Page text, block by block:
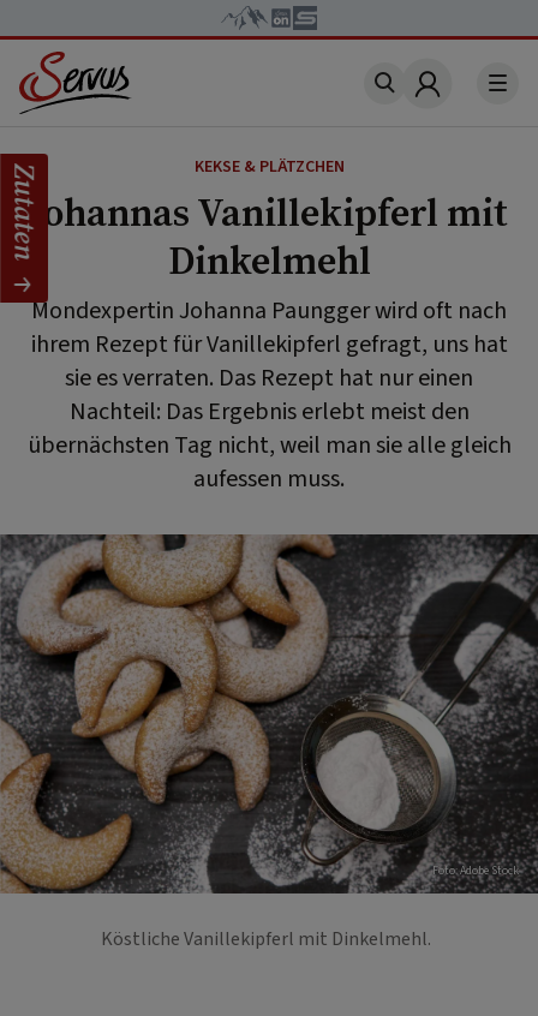
Account
KEKSE & PLÄTZCHEN
Johannas Vanillekipferl mit
Dinkelmehl
Mondexpertin Johanna Paungger wird oft nach
ihrem Rezept für Vanillekipferl gefragt, uns hat
sie es verraten. Das Rezept hat nur einen
Nachteil: Das Ergebnis erlebt meist den
übernächsten Tag nicht, weil man sie alle gleich
aufessen muss.
Foto: Adobe Stock
Köstliche Vanillekipferl mit Dinkelmehl.
Zutaten